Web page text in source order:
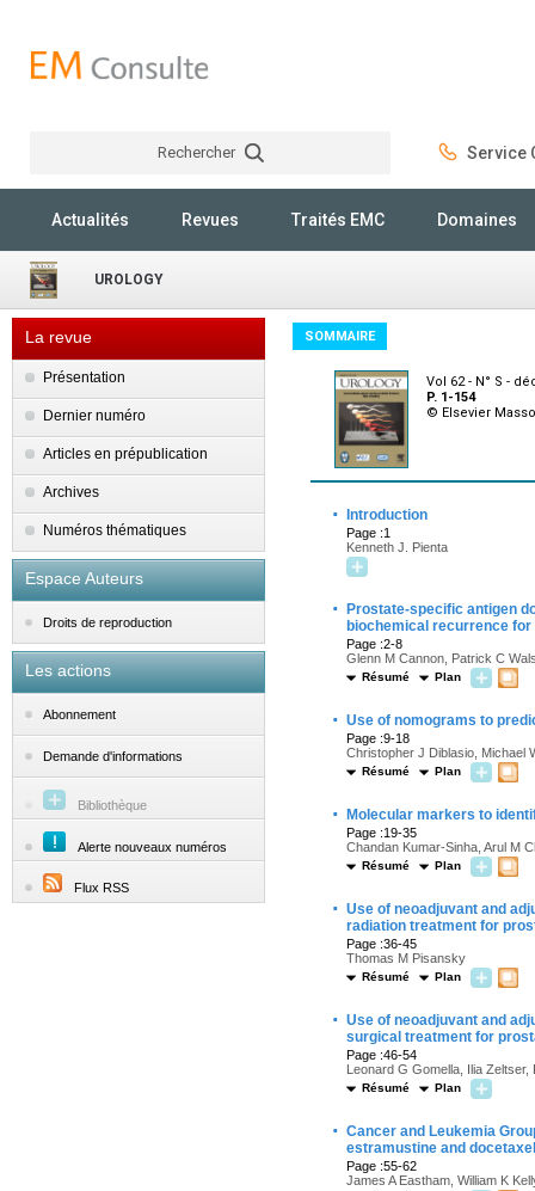
Rechercher Service
Actualités Revues Traités EMC Domaines
UROLOGY
La revue
Présentation
Dernier numéro
Articles en prépublication
Archives
Numéros thématiques
Espace Auteurs
Droits de reproduction
Les actions
Abonnement
Demande d'informations
Bibliothèque
Alerte nouveaux numéros
Flux RSS
SOMMAIRE
Vol 62 - N° S -
P. 1-154
© Elsevier
· Introduction
Page :1
Kenneth J. Pienta
·
Prostate-specific antigen
biochemical recurrence
Page :2-8
Glenn M Cannon, Patrick C
Résumé Plan
· Use of nomograms to
Page :9-18
Christopher J Diblasio, Michael
Résumé Plan
· Molecular markers to
Page :19-35
Chandan Kumar-Sinha, Arul M
Résumé Plan
· Use of neoadjuvant and
radiation treatment for
Page :36-45
Thomas M Pisansky
Résumé Plan
· Use of neoadjuvant and
surgical treatment for
Page :46-54
Leonard G Gomella, Ilia Zeltser,
Résumé Plan
· Cancer and Leukemia
estramustine and
Page :55-62
James A Eastham, William K